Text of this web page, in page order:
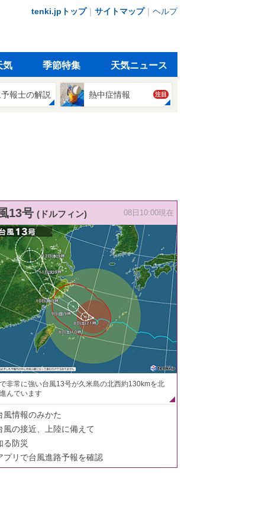
tenki.jpトップ｜ サイトマップ｜ ヘルプ
気 季節特集 天気ニュース
報士の解説 熱中症情報 注目
13号 (ドルフィン) 08日10:00現在
非常に強い台風13号が久米島の北西約130kmを北
んでいます
風情報のみかた
風の接近、上陸に備えて
る防災
プリで台風進路予報を確認